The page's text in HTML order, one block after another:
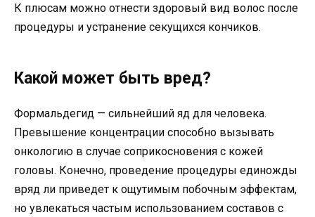
К плюсам можно отнести здоровый вид волос после
процедуры и устранение секущихся кончиков.
Какой может быть вред?
Формальдегид — сильнейший яд для человека.
Превышение концентрации способно вызывать
онкологию в случае соприкосновения с кожей
головы. Конечно, проведение процедуры единожды
вряд ли приведет к ощутимым побочным эффектам,
но увлекаться частым использованием составов с